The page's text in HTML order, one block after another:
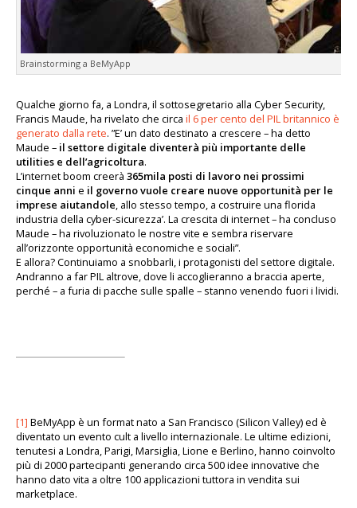
Brainstorming a BeMyApp
Qualche giorno fa, a Londra, il sottosegretario alla Cyber Security,
Francis Maude, ha rivelato che circa il 6 per cento del PIL britannico è
generato dalla rete. ”E’ un dato destinato a crescere – ha detto
Maude – il settore digitale diventerà più importante delle
utilities e dell’agricoltura.
L’internet boom creerà 365mila posti di lavoro nei prossimi
cinque anni e il governo vuole creare nuove opportunità per le
imprese aiutandole, allo stesso tempo, a costruire una florida
industria della cyber-sicurezza’. La crescita di internet – ha concluso
Maude – ha rivoluzionato le nostre vite e sembra riservare
all’orizzonte opportunità economiche e sociali”.
E allora? Continuiamo a snobbarli, i protagonisti del settore digitale.
Andranno a far PIL altrove, dove li accoglieranno a braccia aperte,
perché – a furia di pacche sulle spalle – stanno venendo fuori i lividi.
[1] BeMyApp è un format nato a San Francisco (Silicon Valley) ed è
diventato un evento cult a livello internazionale. Le ultime edizioni,
tenutesi a Londra, Parigi, Marsiglia, Lione e Berlino, hanno coinvolto
più di 2000 partecipanti generando circa 500 idee innovative che
hanno dato vita a oltre 100 applicazioni tuttora in vendita sui
marketplace.